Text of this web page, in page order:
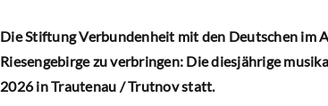
Die Stiftung Verbundenheit mit den Deutschen im
Riesengebirge zu verbringen: Die diesjährige
2026 in Trautenau / Trutnov statt.